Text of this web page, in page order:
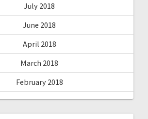
July 2018
June 2018
April 2018
March 2018
February 2018